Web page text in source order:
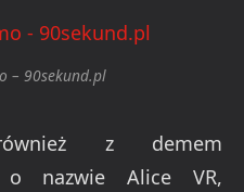
– 90sekund.pl
z demem
o nazwie Alice VR,